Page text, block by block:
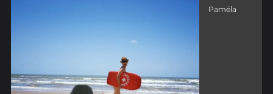
Paméla